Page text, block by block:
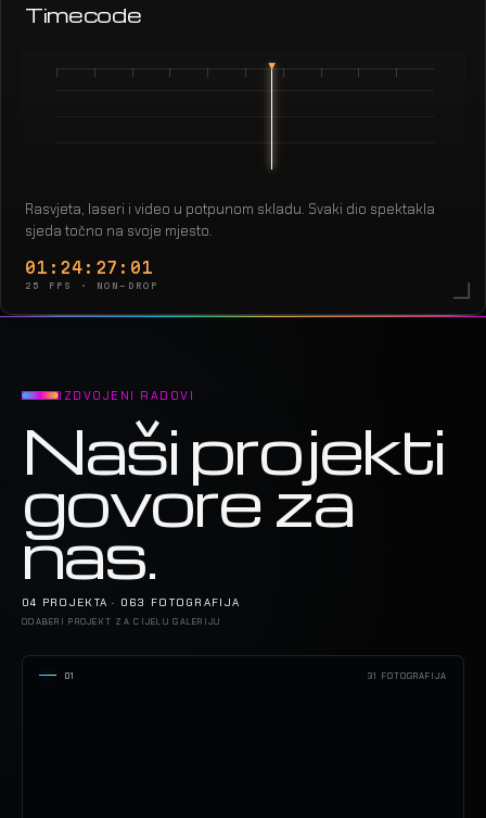
Timecode
Rasvjeta, laseri i video u potpunom skladu. Svaki dio spektakla
sjeda točno na svoje mjesto.
01:24:28:24
25 FPS · NON-DROP
IZDVOJENI RADOVI
Naši projekti
govore za
nas.
04 PROJEKTA · 063 FOTOGRAFIJA
ODABERI PROJEKT ZA CIJELU GALERIJU
01 31 FOTOGRAFIJA